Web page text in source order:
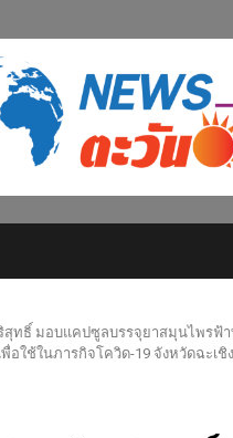
สุทธิ์ มอบแคปซูลบรรจุยาสมุนไพรฟ้า
พื่อใช้ในภารกิจโควิด-19 จังหวัดฉะเชิ